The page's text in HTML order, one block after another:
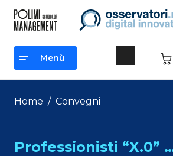
contenuto
Menù
Menù
Home / Convegni
Professionisti “X.0”